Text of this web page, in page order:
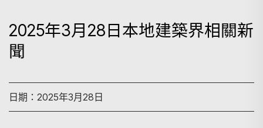
2025年3月28日本地建築界相關新
聞
日期：2025年3月28日